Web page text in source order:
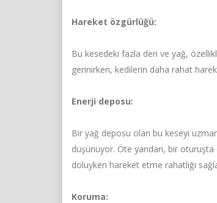
Hareket özgürlüğü:
Bu kesedeki fazla deri ve yağ,
gerinirken, kedilerin daha rahat
Enerji deposu:
Bir yağ deposu olan bu keseyi
düşünüyor. Öte yandan, bir
doluyken hareket etme rahatlığı
Koruma: